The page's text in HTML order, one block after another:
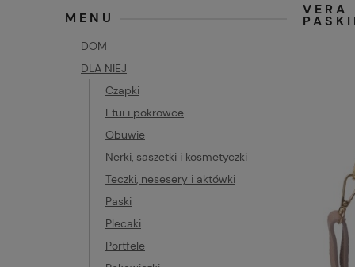
MENU
DOM
DLA NIEJ
Czapki
Etui i pokrowce
Obuwie
Nerki, saszetki i kosmetyczki
Teczki, nesesery i aktówki
Paski
Plecaki
Portfele
VERA